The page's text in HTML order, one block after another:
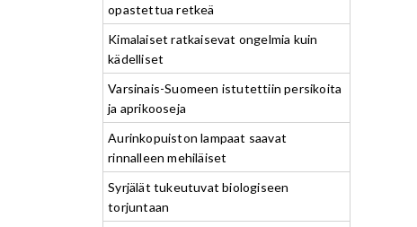
opastettua retkeä
Kimalaiset ratkaisevat ongelmia kuin
kädelliset
Varsinais-Suomeen istutettiin persikoita
ja aprikooseja
Aurinkopuiston lampaat saavat
rinnalleen mehiläiset
Syrjälät tukeutuvat biologiseen
torjuntaan